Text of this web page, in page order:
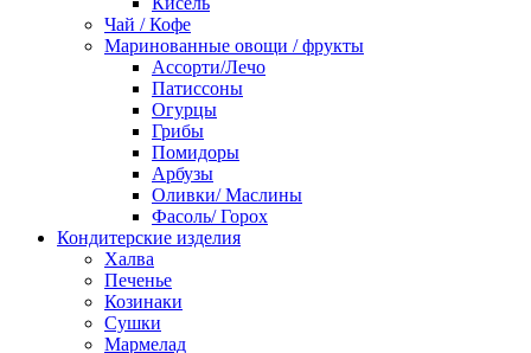
Чай / Кофе
Маринованные овощи / фрукты
Ассорти/Лечо
Патиссоны
Огурцы
Грибы
Помидоры
Арбузы
Оливки/ Маслины
Фасоль/ Горох
Кондитерские изделия
Халва
Печенье
Козинаки
Сушки
Мармелад